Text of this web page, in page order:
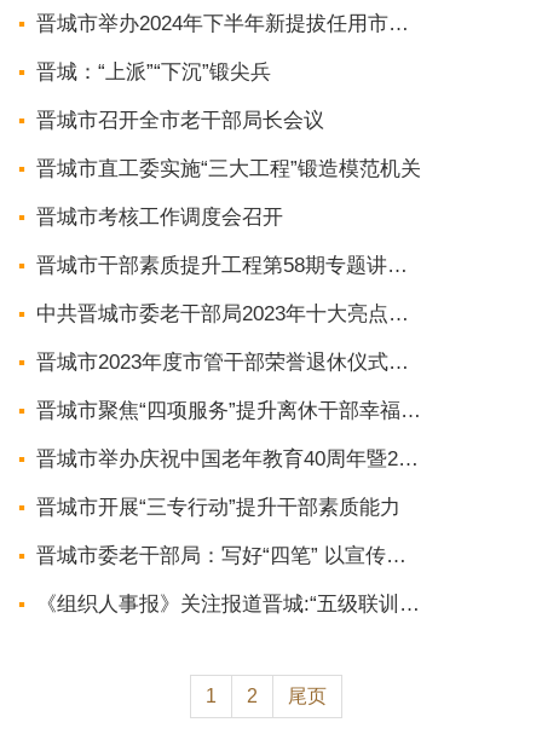
晋城市举办2024年下半年新提拔任用市管领导干部集体廉政谈话暨警示教育培训班
晋城：“上派”“下沉”锻尖兵
晋城市召开全市老干部局长会议
晋城市直工委实施“三大工程”锻造模范机关
晋城市考核工作调度会召开
晋城市干部素质提升工程第58期专题讲座举行
中共晋城市委老干部局2023年十大亮点工作
晋城市2023年度市管干部荣誉退休仪式举行
晋城市聚焦“四项服务”提升离休干部幸福指数
晋城市举办庆祝中国老年教育40周年暨2023年重阳节全市老年大学文艺汇演
晋城市开展“三专行动”提升干部素质能力
晋城市委老干部局：写好“四笔” 以宣传工作新格局推动离退休干部工作高质量发展
《组织人事报》关注报道晋城:“五级联训”开展乡村振兴主题培训建设高素质干部队伍
1 2 尾页